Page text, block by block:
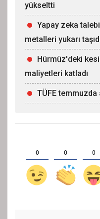
yükseltti
Yapay zeka
metalleri yukarı
Hürmüz'deki
maliyetleri katladı
TÜFE temmuzda
0 0 0